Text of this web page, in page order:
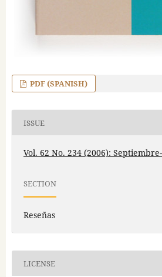
PDF (SPANISH)
ISSUE
Vol. 62 No. 234 (2006):
SECTION
Reseñas
LICENSE